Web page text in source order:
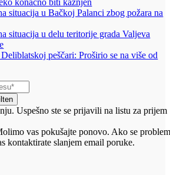
konačno biti kažnjen
situacija u Bačkoj Palanci zbog požara na
situacija u delu teritorije grada Valjeva
peščari: Proširio se na više od
Uspešno ste se prijavili na listu za prijem
vas pokušajte ponovo. Ako se
kontaktirate slanjem email poruke.